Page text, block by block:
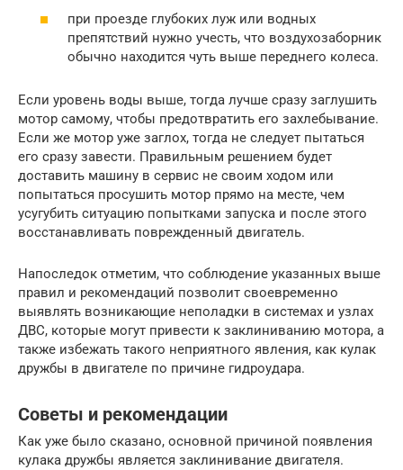
при проезде глубоких луж или водных
препятствий нужно учесть, что воздухозаборник
обычно находится чуть выше переднего колеса.
Если уровень воды выше, тогда лучше сразу заглушить
мотор самому, чтобы предотвратить его захлебывание.
Если же мотор уже заглох, тогда не следует пытаться
его сразу завести. Правильным решением будет
доставить машину в сервис не своим ходом или
попытаться просушить мотор прямо на месте, чем
усугубить ситуацию попытками запуска и после этого
восстанавливать поврежденный двигатель.
Напоследок отметим, что соблюдение указанных выше
правил и рекомендаций позволит своевременно
выявлять возникающие неполадки в системах и узлах
ДВС, которые могут привести к заклиниванию мотора, а
также избежать такого неприятного явления, как кулак
дружбы в двигателе по причине гидроудара.
Советы и рекомендации
Как уже было сказано, основной причиной появления
кулака дружбы является заклинивание двигателя.